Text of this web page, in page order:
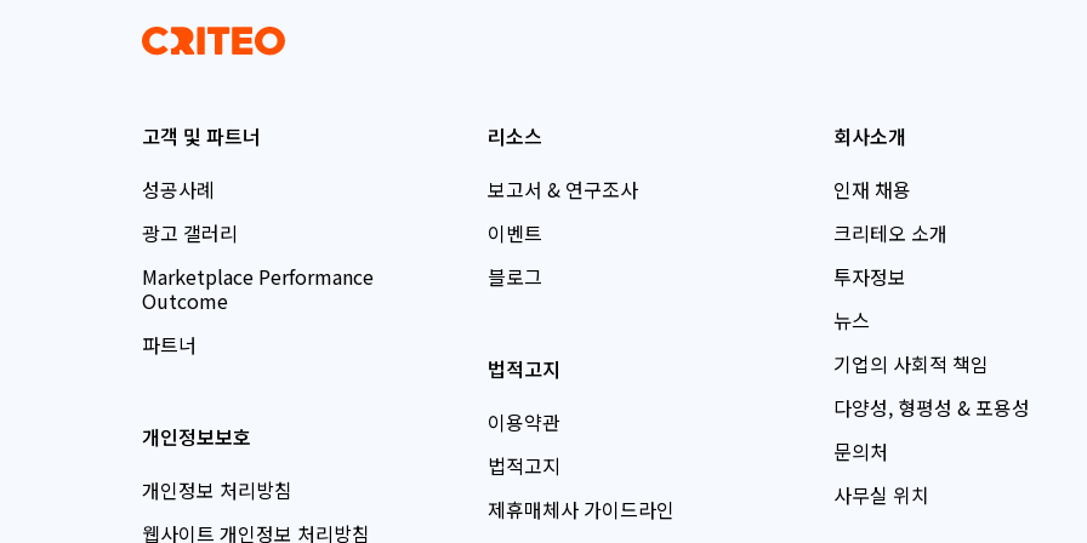
고객 및 파트너
성공사례
광고 갤러리
Marketplace Performance
Outcome
파트너
개인정보보호
개인정보 처리방침
웹사이트 개인정보 처리방침
리소스
보고서 & 연구조사
이벤트
블로그
법적고지
이용약관
법적고지
제휴매체사 가이드라인
회사소개
인재 채용
크리테오 소개
투자정보
뉴스
기업의 사회적 책임
다양성, 형평성 & 포용성
문의처
사무실 위치